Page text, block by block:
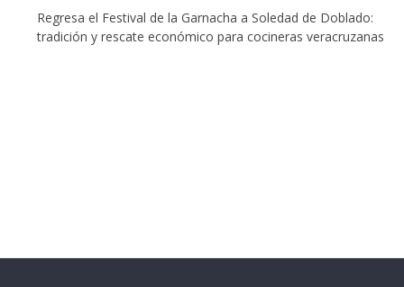
Regresa el Festival de la Garnacha a Soledad de Doblado:
tradición y rescate económico para cocineras veracruzanas